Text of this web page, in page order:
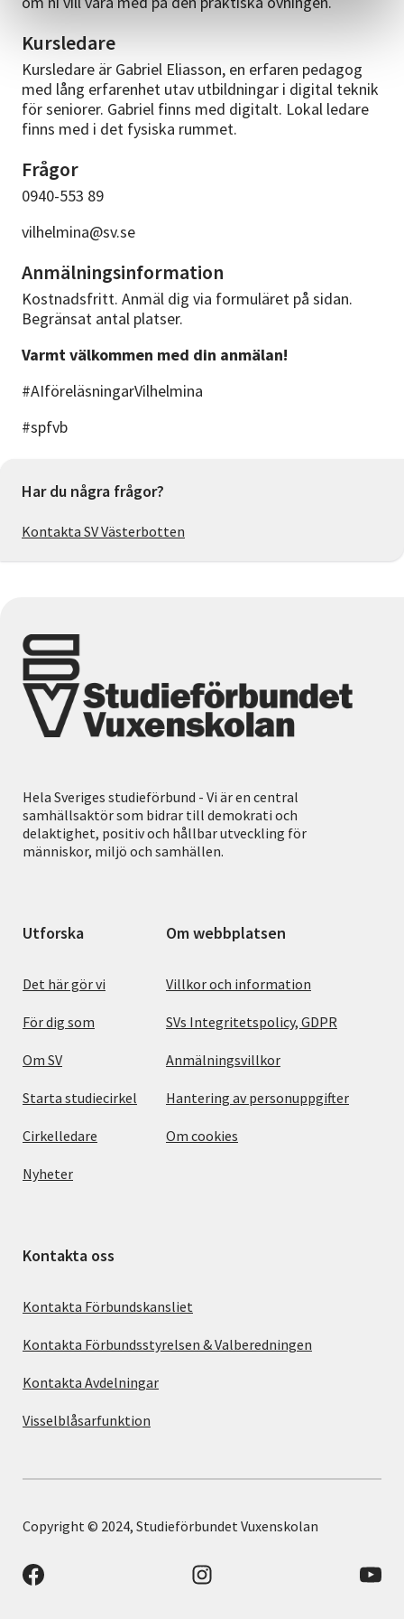
Kursledare
Kursledare är Gabriel Eliasson, en erfaren pedagog
med lång erfarenhet utav utbildningar i digital teknik
för seniorer. Gabriel finns med digitalt. Lokal ledare
finns med i det fysiska rummet.
Frågor
0940-553 89
vilhelmina@sv.se
Anmälningsinformation
Kostnadsfritt. Anmäl dig via formuläret på sidan.
Begränsat antal platser.
Varmt välkommen med din anmälan!
#AIföreläsningarVilhelmina
#spfvb
Har du några frågor?
Kontakta SV Västerbotten
Hela Sveriges studieförbund - Vi är en central
samhällsaktör som bidrar till demokrati och
delaktighet, positiv och hållbar utveckling för
människor, miljö och samhällen.
Utforska
Det här gör vi
För dig som
Om SV
Starta studiecirkel
Cirkelledare
Nyheter
Om webbplatsen
Villkor och information
SVs Integritetspolicy, GDPR
Anmälningsvillkor
Hantering av personuppgifter
Om cookies
Kontakta oss
Kontakta Förbundskansliet
Kontakta Förbundsstyrelsen & Valberedningen
Kontakta Avdelningar
Visselblåsarfunktion
Copyright © 2024, Studieförbundet Vuxenskolan